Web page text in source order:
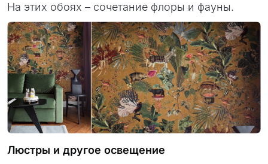
На этих обоях – сочетание флоры и фауны.
Люстры и другое освещение